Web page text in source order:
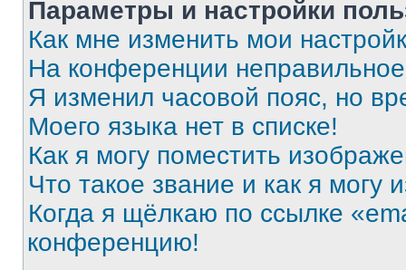
Параметры и настройки
Как мне изменить мои
На конференции
Я изменил часовой пояс, но
Моего языка нет в списке!
Как я могу поместить
Что такое звание и как я могу
Когда я щёлкаю по ссылке
конференцию!